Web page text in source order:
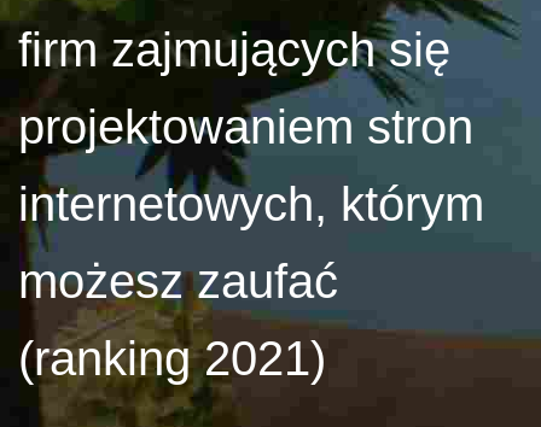
firm zajmujących się
projektowaniem stron
internetowych, którym
możesz zaufać
(ranking 2021)